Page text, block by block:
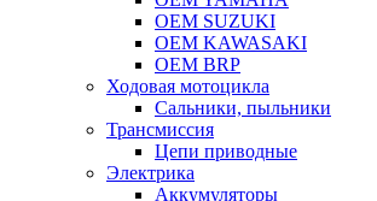
OEM SUZUKI
OEM KAWASAKI
OEM BRP
Ходовая мотоцикла
Сальники, пыльники
Трансмиссия
Цепи приводные
Электрика
Аккумуляторы